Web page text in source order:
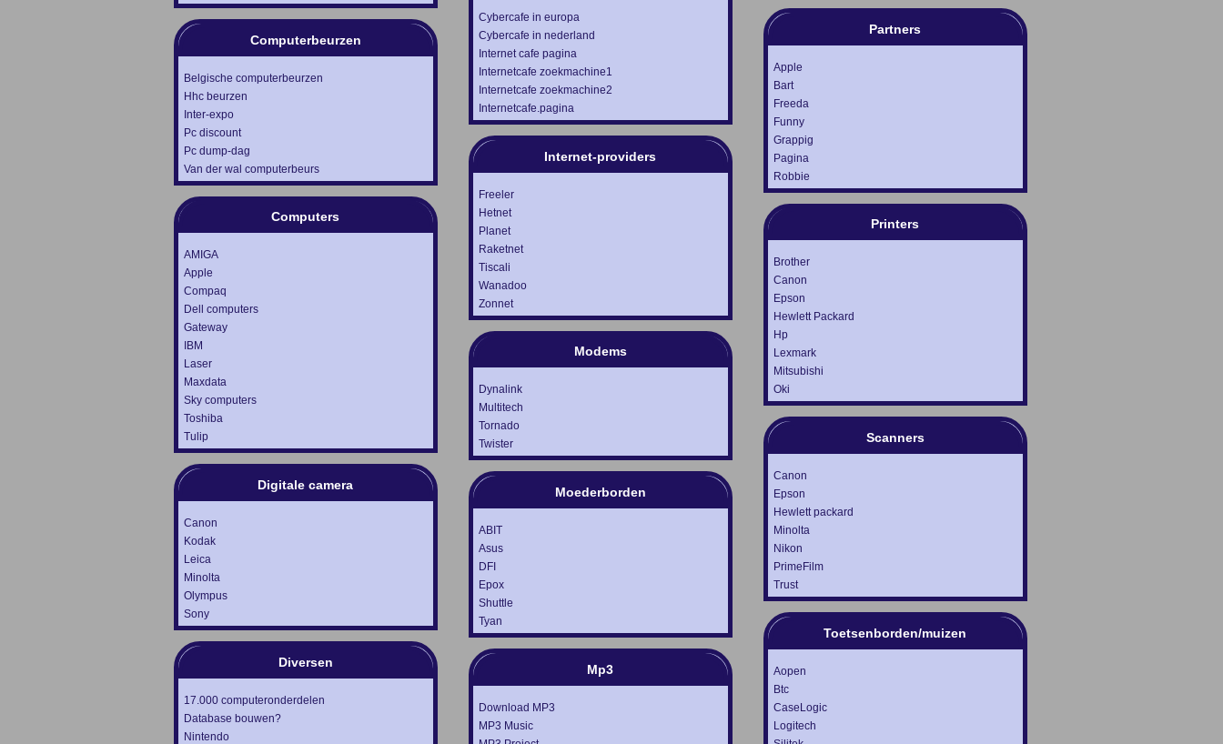
Computerbeurzen
Belgische computerbeurzen
Hhc beurzen
Inter-expo
Pc discount
Pc dump-dag
Van der wal computerbeurs
Computers
AMIGA
Apple
Compaq
Dell computers
Gateway
IBM
Laser
Maxdata
Sky computers
Toshiba
Tulip
Digitale camera
Canon
Kodak
Leica
Minolta
Olympus
Sony
Diversen
17.000 computeronderdelen
Database bouwen?
Nintendo
Cybercafe in europa
Cybercafe in nederland
Internet cafe pagina
Internetcafe zoekmachine1
Internetcafe zoekmachine2
Internetcafe.pagina
Internet-providers
Freeler
Hetnet
Planet
Raketnet
Tiscali
Wanadoo
Zonnet
Modems
Dynalink
Multitech
Tornado
Twister
Moederborden
ABIT
Asus
DFI
Epox
Shuttle
Tyan
Mp3
Download MP3
MP3 Music
Partners
Apple
Bart
Freeda
Funny
Grappig
Pagina
Robbie
Printers
Brother
Canon
Epson
Hewlett Packard
Hp
Lexmark
Mitsubishi
Oki
Scanners
Canon
Epson
Hewlett packard
Minolta
Nikon
PrimeFilm
Trust
Toetsenborden/muizen
Aopen
Btc
CaseLogic
Logitech